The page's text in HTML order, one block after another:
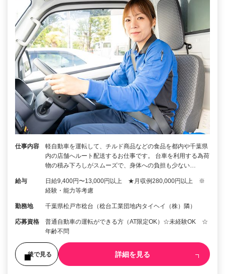
仕事内容
軽自動車を運転して、チルド商品などの食品を都内や千葉県
内の店舗へルート配送するお仕事です。 台車を利用する為荷
物の積み下ろしがスムーズで、身体への負担も少ない…
給与
日給9,400円〜13,000円以上 ★月収例280,000円以上 ※
経験・能力等考慮
勤務地 千葉県松戸市稔台（稔台工業団地内タイヘイ（株）隣）
応募資格
普通自動車の運転ができる方（AT限定OK）☆未経験OK ☆
年齢不問
後で見る 詳細を見る